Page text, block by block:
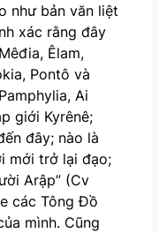
như bản văn liệt
xác rằng đây
Êlam,
Pontô và
Ai
giới Kyrênê;
đây; nào là
mới trở lại đạo;
Arập” (Cv
các Tông Đồ
mình. Cũng